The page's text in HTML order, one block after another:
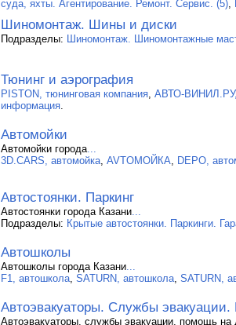
суда, яхты. Агентирование. Ремонт. Сервис. (5),
Шиномонтаж. Шины и диски
Подразделы: Шиномонтаж. Шиномонтажные
Тюнинг и аэрография
PISTON, тюнинговая компания, АВТО-ВИНИЛ.РУ,
информация.
Автомойки
Автомойки города...
3D.CARS, автомойка, AVTOМОЙКА, DEPO,
Автостоянки. Паркинг
Автостоянки города Казани...
Подразделы: Крытые автостоянки. Паркинги.
Автошколы
Автошколы города Казани...
F1, автошкола, SATURN, автошкола, SATURN,
Автоэвакуаторы. Службы
Автоэвакуаторы, службы эвакуации, помощь на